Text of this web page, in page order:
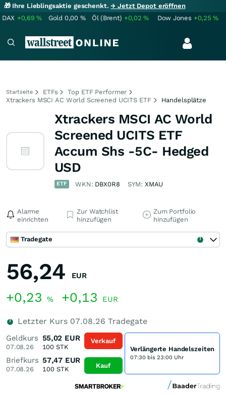
🎁 Ihre Lieblingsaktie geschenkt.→ Jetzt Depot eröffnen
DAX +0,69% Gold 0,00 % Öl (Brent) +0,02% Dow Jones +0,25%
Startseite ETFs
Top ETF Performer
Xtrackers MSCI AC World Screened UCITS ETF
Handelsplätze
Xtrackers MSCI AC World
Screened UCITS ETF
Accum Shs -5C- Hedged
USD
ETF WKN: DBX0R8 SYM: XMAU
Alarme
einrichten
Zur Watchlist
hinzufügen
Zum Portfolio
hinzufügen
Tradegate
56,24 EUR
+0,23 % +0,13 EUR
Letzter Kurs 07.08.26 Tradegate
Geldkurs
07.08.26
55,02 EUR
100 STK
Briefkurs
07.08.26
57,47 EUR
100STK
Verkauf
Kauf
Verlängerte Handelszeiten
07:30 bis 23:00 Uhr